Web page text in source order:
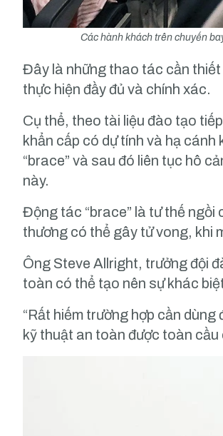
Các hành khách trên chuyến
Đây là những thao tác cần
thực hiện đầy đủ và chính xác.
Cụ thể, theo tài liệu đào tạo
khẩn cấp có dự tính và hạ
“brace” và sau đó liên tục hô
này.
Động tác “brace” là tư thế ngồi
thương có thể gây tử vong, khi
Ông Steve Allright, trưởng đội
toàn có thể tạo nên sự khác
“Rất hiếm trường hợp cần dùng
kỹ thuật an toàn được toàn cầu